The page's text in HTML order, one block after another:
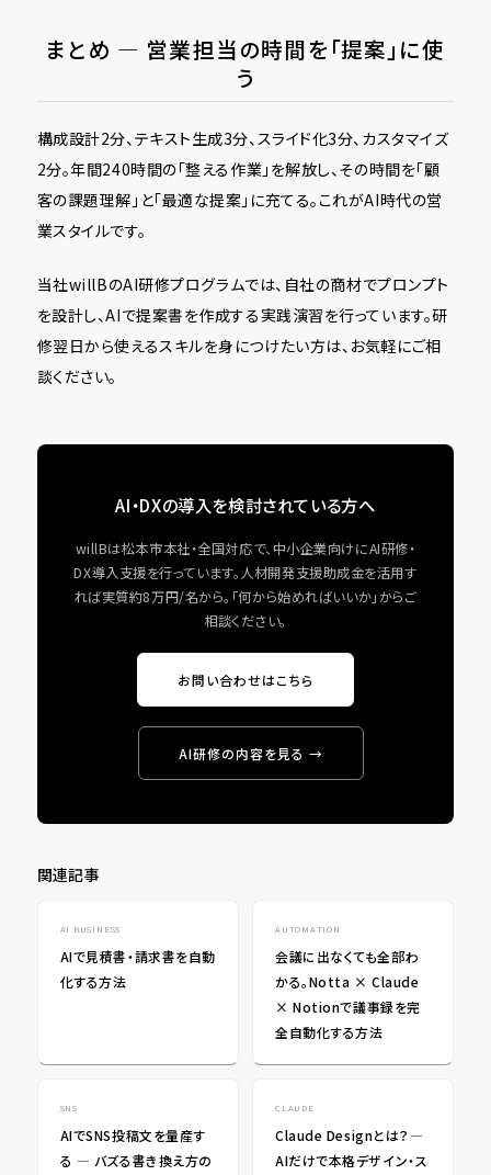
まとめ ― 営業担当の時間を「提案」に使
う
構成設計2分、テキスト生成3分、スライド化3分、カスタマイズ
2分。年間240時間の「整える作業」を解放し、その時間を「顧
客の課題理解」と「最適な提案」に充てる。これがAI時代の営
業スタイルです。
当社willBのAI研修プログラムでは、自社の商材でプロンプト
を設計し、AIで提案書を作成する実践演習を行っています。研
修翌日から使えるスキルを身につけたい方は、お気軽にご相
談ください。
AI・DXの導入を検討されている方へ
willBは松本市本社・全国対応で、中小企業向けにAI研修・
DX導入支援を行っています。人材開発支援助成金を活用す
れば実質約8万円/名から。「何から始めればいいか」からご
相談ください。
お問い合わせはこちら
AI研修の内容を見る →
関連記事
AI BUSINESS
AIで見積書・請求書を自動
化する方法
AUTOMATION
会議に出なくても全部わ
かる。Notta × Claude
× Notionで議事録を完
全自動化する方法
SNS
AIでSNS投稿文を量産す
る ― バズる書き換え方の
CLAUDE
Claude Designとは？―
AIだけで本格デザイン・ス